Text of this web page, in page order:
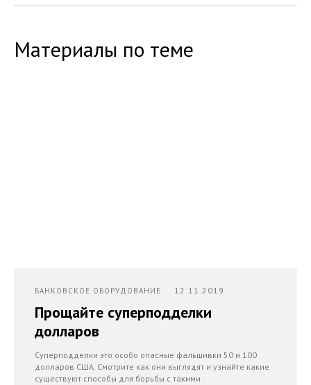
Материалы по теме
БАНКОВСКОЕ ОБОРУДОВАНИЕ 12.11.2019
Прощайте суперподделки
долларов
Суперподделки это особо опасные фальшивки 50 и 100
долларов США. Смотрите как они выглядят и узнайте какие
существуют способы для борьбы с такими